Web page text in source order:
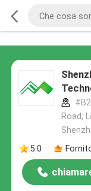
Road,
5.0